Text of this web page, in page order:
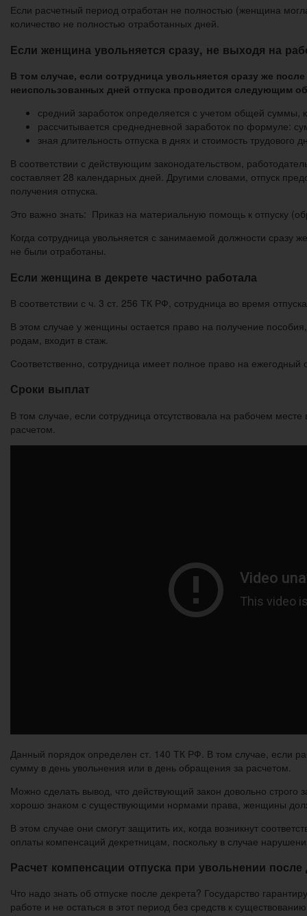
Если расчетный период отработан не полностью (женщина
количество не полностью отработанных дней.
Если женщина увольняется сразу, не выходя на
В том случае, если сотрудница увольняется сразу же
неиспользованных дней отпуска проводится следующим
средний заработок определяется с учетом общей суммы,
рассчитывается среднедневной заработок по формуле:
зная длительность отпуска в днях и стоимость
В соответствии с действующим законодательством,
составляет 28 календарных дней. Другими словами, отпуск
получения отпуска.
Это важно знать: Приказ на материальную помощь к отпуску
Когда сотрудница увольняется с занимаемой должности сразу
не были отработаны.
Если женщина в декрете частично работала
В соответствии с ч. 3 ст. 256 ТК РФ, сотрудница во время
В этом случае у женщины остается право на получение
родам, входит в стаж.
Соответственно, сотрудница имеет полное право на ежегодный
Сроки выплат
В том случае, если сотрудница отсутствовала на рабочем
расчетом.
Данный порядок определен ст. 140 ТК РФ. В том случае, если
сумму в день увольнения или в день обращения за расчетом.
Можно сделать вывод, что действующий закон довольно
хорошо знаком с существующими нормами права, женщины
В этом случае они смогут защитить их, когда возникнут
оплаты компенсаций декретницам, поскольку в случае
Расчет компенсации отпуска при увольнении после
Что надо знать об отпуске после декрета? Государство
работе и не остаться в этот период без средств к